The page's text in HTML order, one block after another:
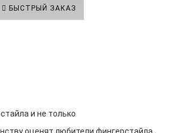
БЫСТРЫЙ ЗАКАЗ
и не только